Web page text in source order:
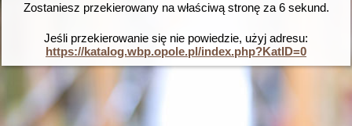
Zostaniesz przekierowany na właściwą stronę za 6sekund.
Jeśli przekierowanie się nie powiedzie, użyj adresu:
https://katalog.wbp.opole.pl/index.php?KatID=0